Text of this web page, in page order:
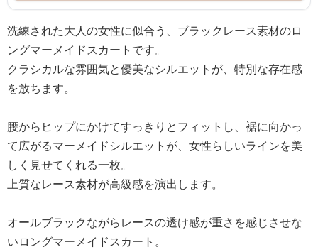
洗練された大人の女性に似合う、ブラックレース素材のロ
ングマーメイドスカートです。
クラシカルな雰囲気と優美なシルエットが、特別な存在感
を放ちます。
腰からヒップにかけてすっきりとフィットし、裾に向かっ
て広がるマーメイドシルエットが、女性らしいラインを美
しく見せてくれる一枚。
上質なレース素材が高級感を演出します。
オールブラックながらレースの透け感が重さを感じさせな
いロングマーメイドスカート。